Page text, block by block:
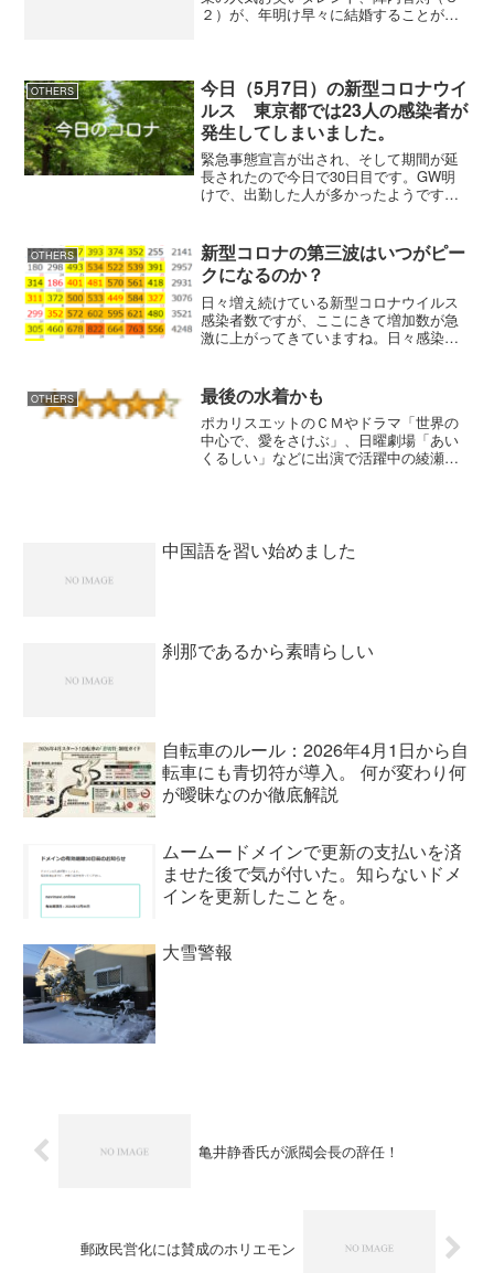
２）が、年明け早々に結婚することが１
ピードワゴンの井戸...
OTHERS
今日（5月7日）の新型コロナウイ
ルス 東京都では23人の感染者が
発生してしまいました。
緊急事態宣言が出され、そして期間が延
長されたので今日で30日目です。GW明
けで、出勤した人が多かったようです
は少なかったし、公園で遊んでいる家族
も少なかったです。自粛モ...
OTHERS
新型コロナの第三波はいつがピー
クになるのか？
日々増え続けている新型コロナウイルス
感染者数ですが、ここにきて増加数が急
激に上がってきていますね。日々感染者
多くなるとピークアウトしています。逆
に、前週の同じ日より増加...
OTHERS 最後の水着かも
ポカリスエットのＣＭやドラマ「世界の
中心で、愛をさけぶ」、日曜劇場「あい
くるしい」などに出演で活躍中の綾瀬は
中国語を習い始めました
刹那であるから素晴らしい
自転車のルール：2026年4月1日から自
転車にも青切符が導入。 何が変わり何
が曖昧なのか徹底解説
ムームードメインで更新の支払いを済
ませた後で気が付いた。知らないドメ
インを更新したことを。
大雪警報
亀井静香氏が派閥会長の辞任！
郵政民営化には賛成のホリエモン